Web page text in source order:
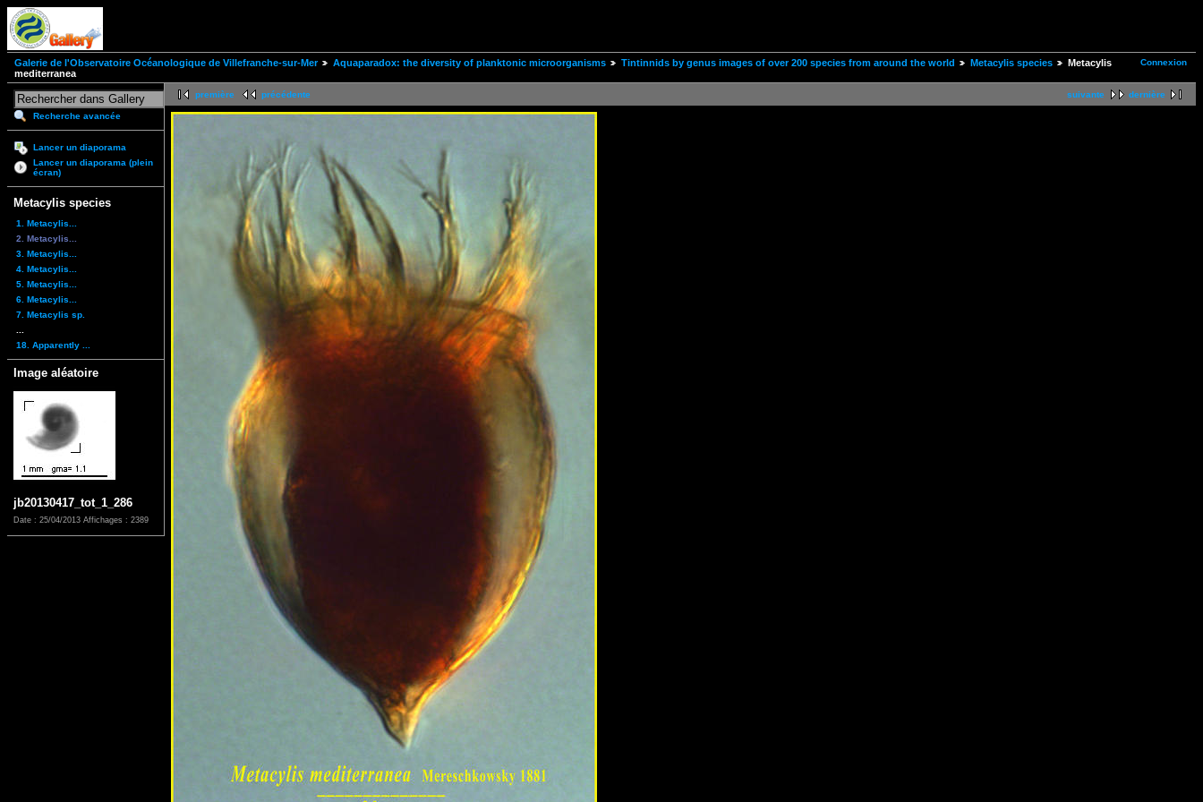
Connexion
Galerie de l'Observatoire Océanologique de Villefranche-sur-Mer Aquaparadox: the diversity of planktonic microorganisms Tintinnids by genus images of over 200 species from around the world Metacylis species
Metacylis
mediterranea
Recherche avancée
Lancer un diaporama
Lancer un diaporama (plein
écran)
Metacylis species
1. Metacylis...
2. Metacylis...
3. Metacylis...
4. Metacylis...
5. Metacylis...
6. Metacylis...
7. Metacylis sp.
18. Apparently ...
Image aléatoire
jb20130417_tot_1_286
Date : 25/04/2013 Affichages : 2389
suivante dernière
première précédente